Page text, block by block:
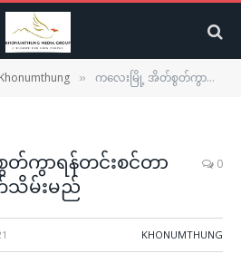
Khonumthung » ကလေးမြို့ အိတ်စွတ်ကွာရန်တင်းစင်တာအား ပြန်လည်ပိတ်သိမ်းမည်
ကွာရန်တင်းစင်တာ
သိမ်းမည်
0
KHONUMTHUNG